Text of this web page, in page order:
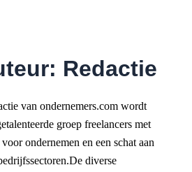
Redactie
van ondernemers.com wordt
groep freelancers met
ondernemen en een schat aan
diverse